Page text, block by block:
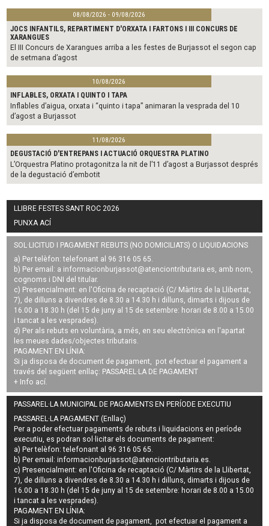
08/08/2026 - 09/08/2026
JOCS INFANTILS, REPARTIMENT D'ORXATA I FARTONS I III CONCURS DE
XARANGUES
El III Concurs de Xarangues arriba a les festes de Burjassot el segon cap
de setmana d’agost
10/08/2026
INFLABLES, ORXATA I QUINTO I TAPA
Inflables d’aigua, orxata i “quinto i tapa” animaran la vesprada del 10
d’agost a Burjassot
11/08/2026
DEGUSTACIÓ D'ENTREPANS I ACTUACIÓ ORQUESTRA PLATINO
L’Orquestra Platino protagonitza la nit de l’11 d’agost a Burjassot després
de la degustació d’embotit
LLIBRE FESTES SANT ROC 2026
PUNXA ACÍ
SOL·LICITUD I PAGAMENT REBUTS (NO DOMICILIATS) O LIQUIDACIONS
a) Per telèfon: telefonant al 96 316 05 65.
b) Per email: a informacionburjassot@atenciontributaria.es, amb nom,
cognoms i DNI del titular.
c) Presencialment: en l'Oficina de recaptació (C/ Màrtirs de la Llibertat,
7), de dilluns a divendres de 8.30 a 14.30 h i dilluns, dimarts i dijous de
16.00 a 18.30 h (del 15 de juny al 15 de setembre: horari de 8.00 a 15.00
i tancat a les vesprades).
d) Per als rebuts en voluntària, a més, en seu electrònica en l'apartat
les meues dades/objectes tributaris.
PAGAMENT EN LÍNIA:
Si ja disposa de document de pagament, pot efectuar el pagament a
través del següent enllaç: PASSAREL·LA DE PAGAMENT
+ Info ací.
PASSAREL·LA MUNICIPAL DE PAGAMENTS EN PERÍODE EXECUTIU
PASSAREL·LA PAGAMENT (Enllaç)
Per a poder efectuar pagaments derebuts i liquidacions en període
executiu , es podran sol·licitar els documents de pagament:
a) Per telèfon: telefonant al 96 316 05 65.
b) Per email:informacionburjassot@atenciontributaria.es
c) Presencialment: en l'Oficina de recaptació (C/ Màrtirs de la Llibertat,
7), de dilluns a divendres de 8.30 a 14.30 h i dilluns, dimarts i dijous de
16.00 a 18.30 h (del 15 de juny al 15 de setembre: horari de 8.00 a 15.00
i tancat a les vesprades).
PAGAMENT EN LÍNIA:
Si ja disposa de document de pagament, pot efectuar el pagament a